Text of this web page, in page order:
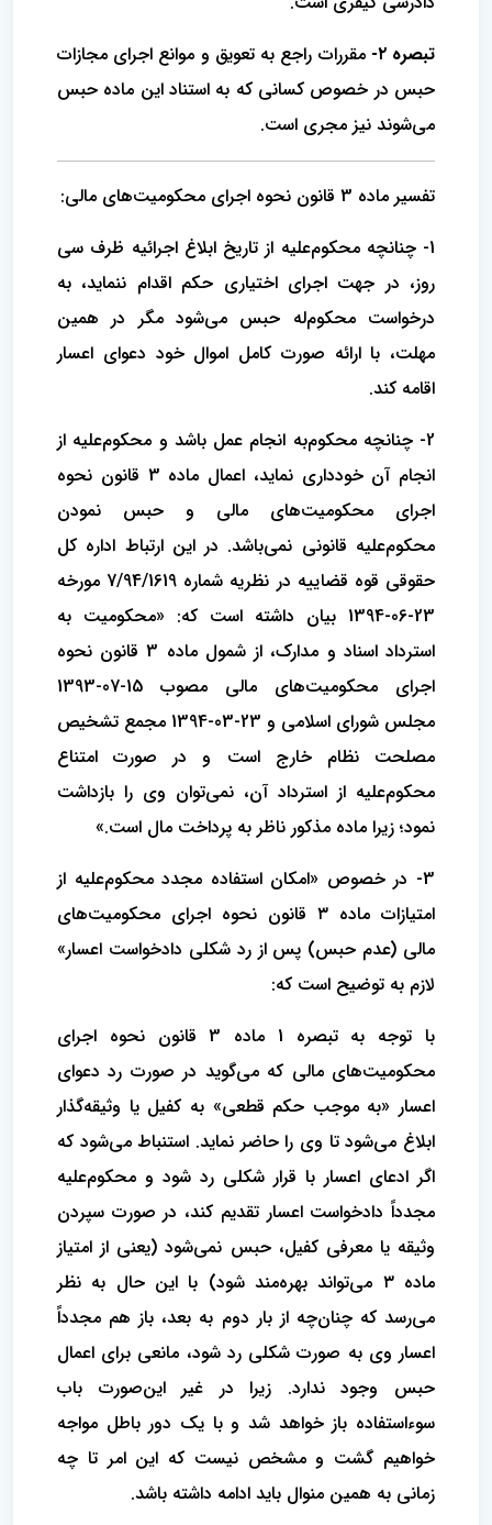
تبصره ۲-
مقررات راجع به تعویق و موانع اجرای مجازات
حبس در خصوص کسانی که به استناد این ماده حبس
می‌شوند نیز مجری است.
تفسیر ماده 3 قانون نحوه اجرای محکومیت‌های مالی:
1- چنانچه محکوم‌علیه از تاریخ ابلاغ اجرائیه ظرف سی
روز، در جهت اجرای اختیاری حکم اقدام ننماید، به
درخواست محکوم‌له حبس می‌شود مگر در همین
مهلت، با ارائه صورت کامل اموال خود دعوای اعسار
اقامه کند.
2- چنانچه محکوم‌به انجام عمل باشد و محکوم‌علیه از
انجام آن خودداری نماید، اعمال ماده 3 قانون نحوه
اجرای محکومیت‌های مالی و حبس نمودن
محکوم‌علیه قانونی نمی‌باشد. در این ارتباط اداره کل
حقوقی قوه قضاییه در نظریه شماره 7/94/1619 مورخه
23-06-1394 بیان داشته است که: «محکومیت به
استرداد اسناد و مدارک، از شمول ماده 3 قانون نحوه
اجرای محکومیت‌های مالی مصوب 15-07-1393
مجلس شورای اسلامی و 23-03-1394 مجمع تشخیص
مصلحت نظام خارج است و در صورت امتناع
محکوم‌علیه از استرداد آن، نمی‌توان وی را بازداشت
نمود؛ زیرا ماده مذکور ناظر به پرداخت مال است.»
3- در خصوص «امکان استفاده مجدد محکوم‌علیه از
امتیازات ماده ۳ قانون نحوه اجرای محکومیت‌های
مالی (عدم حبس) پس از رد شکلی دادخواست اعسار»
لازم به توضیح است که:
با توجه به تبصره 1 ماده 3 قانون نحوه اجرای
محکومیت‌های مالی که می‌گوید در صورت رد دعوای
اعسار «به موجب حکم قطعی» به کفیل یا وثیقه‌گذار
ابلاغ می‌شود تا وی را حاضر نماید. استنباط می‌شود که
اگر ادعای اعسار با قرار شکلی رد شود و‌ محکوم‌علیه
مجدداً دادخواست اعسار تقدیم کند، در صورت سپردن
وثیقه یا معرفی کفیل، حبس نمی‌شود (یعنی از امتیاز
ماده ۳ می‌تواند بهره‌مند شود) با این حال به نظر
می‌رسد که چنان‌چه از بار دوم به بعد، باز هم مجدداً
اعسار وی به صورت شکلی رد شود، مانعی برای اعمال
حبس وجود ندارد. زیرا در غیر این‌صورت باب
سوء‌استفاده باز خواهد شد و با یک دور باطل مواجه
خواهیم گشت و مشخص نیست که این امر تا چه
زمانی به همین منوال باید ادامه داشته باشد.